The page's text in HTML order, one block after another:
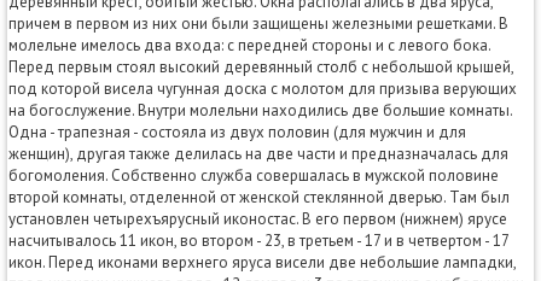
причем в первом из них они были защищены железными решетками. В
молельне имелось два входа: с передней стороны и с левого бока.
Перед первым стоял высокий деревянный столб с небольшой крышей,
под которой висела чугунная доска с молотом для призыва верующих
на богослужение. Внутри молельни находились две большие комнаты.
Одна - трапезная - состояла из двух половин (для мужчин и для
женщин), другая также делилась на две части и предназначалась для
богомоления. Собственно служба совершалась в мужской половине
второй комнаты, отделенной от женской стеклянной дверью. Там был
установлен четырехъярусный иконостас. В его первом (нижнем) ярусе
насчитывалось 11 икон, во втором - 23, в третьем - 17 и в четвертом - 17
икон. Перед иконами верхнего яруса висели две небольшие лампадки,